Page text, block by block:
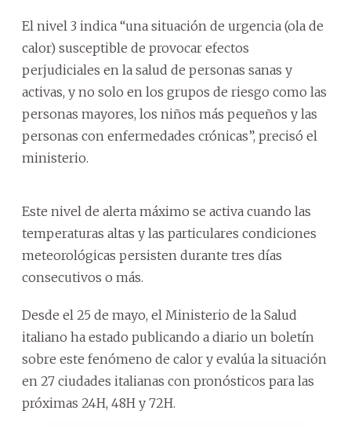
El nivel 3 indica “una situación de urgencia (ola de
calor) susceptible de provocar efectos
perjudiciales en la salud de personas sanas y
activas, y no solo en los grupos de riesgo como las
personas mayores, los niños más pequeños y las
personas con enfermedades crónicas”, precisó el
ministerio.
Este nivel de alerta máximo se activa cuando las
temperaturas altas y las particulares condiciones
meteorológicas persisten durante tres días
consecutivos o más.
Desde el 25 de mayo, el Ministerio de la Salud
italiano ha estado publicando a diario un boletín
sobre este fenómeno de calor y evalúa la situación
en 27 ciudades italianas con pronósticos para las
próximas 24H, 48H y 72H.